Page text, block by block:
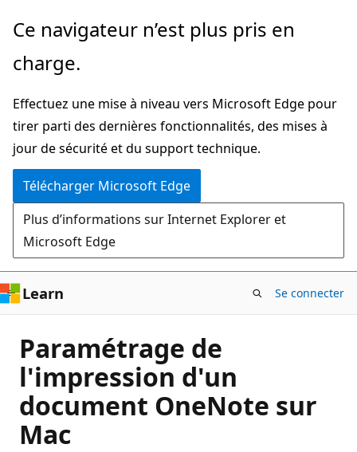
Passer
directement
au
principal
Ce navigateur n’est plus pris en
charge.
Effectuez une mise à niveau vers Microsoft Edge pour
tirer parti des dernières fonctionnalités, des mises à
jour de sécurité et du support technique.
Télécharger Microsoft Edge
Plus d’informations sur Internet Explorer et
Microsoft Edge
Learn Se connecter
Paramétrage de
l'impression d'un
document OneNote sur
Mac